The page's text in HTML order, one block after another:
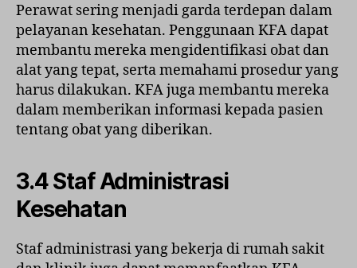
Perawat sering menjadi garda terdepan dalam
pelayanan kesehatan. Penggunaan KFA dapat
membantu mereka mengidentifikasi obat dan
alat yang tepat, serta memahami prosedur yang
harus dilakukan. KFA juga membantu mereka
dalam memberikan informasi kepada pasien
tentang obat yang diberikan.
3.4 Staf Administrasi
Kesehatan
Staf administrasi yang bekerja di rumah sakit